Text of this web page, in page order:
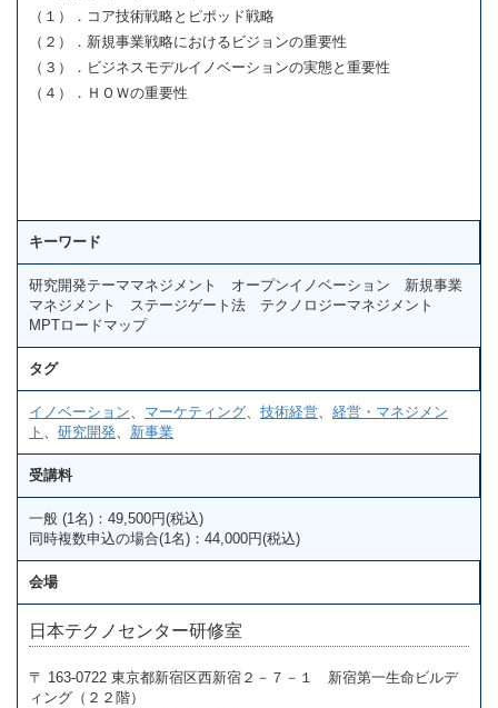
（１）．コア技術戦略とピポッド戦略
（２）．新規事業戦略におけるビジョンの重要性
（３）．ビジネスモデルイノベーションの実態と重要性
（４）．ＨＯＷの重要性
キーワード
研究開発テーママネジメント オープンイノベーション 新規事業
マネジメント ステージゲート法 テクノロジーマネジメント
MPTロードマップ
タグ
イノベーション、 マーケティング、 技術経営、 経営・マネジメン
ト 、 研究開発、 新事業
受講料
一般 (1名)：49,500円(税込)
同時複数申込の場合(1名)：44,000円(税込)
会場
日本テクノセンター研修室
〒 163-0722 東京都新宿区西新宿２－７－１ 新宿第一生命ビルデ
ィング（２２階）